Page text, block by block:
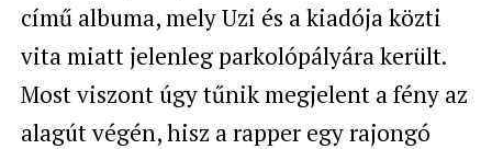
című albuma, mely Uzi és a kiadója közti
vita miatt jelenleg parkolópályára került.
Most viszont úgy tűnik megjelent a fény az
alagút végén, hisz a rapper egy rajongó